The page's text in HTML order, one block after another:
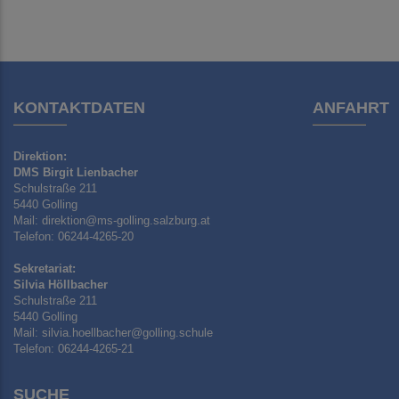
KONTAKTDATEN
Direktion:
DMS Birgit Lienbacher
Schulstraße 211
5440 Golling
Mail: direktion@ms-golling.salzburg.at
Telefon: 06244-4265-20
Sekretariat:
Silvia Höllbacher
Schulstraße 211
5440 Golling
Mail: silvia.hoellbacher@golling.schule
Telefon: 06244-4265-21
SUCHE
ANFAHRT